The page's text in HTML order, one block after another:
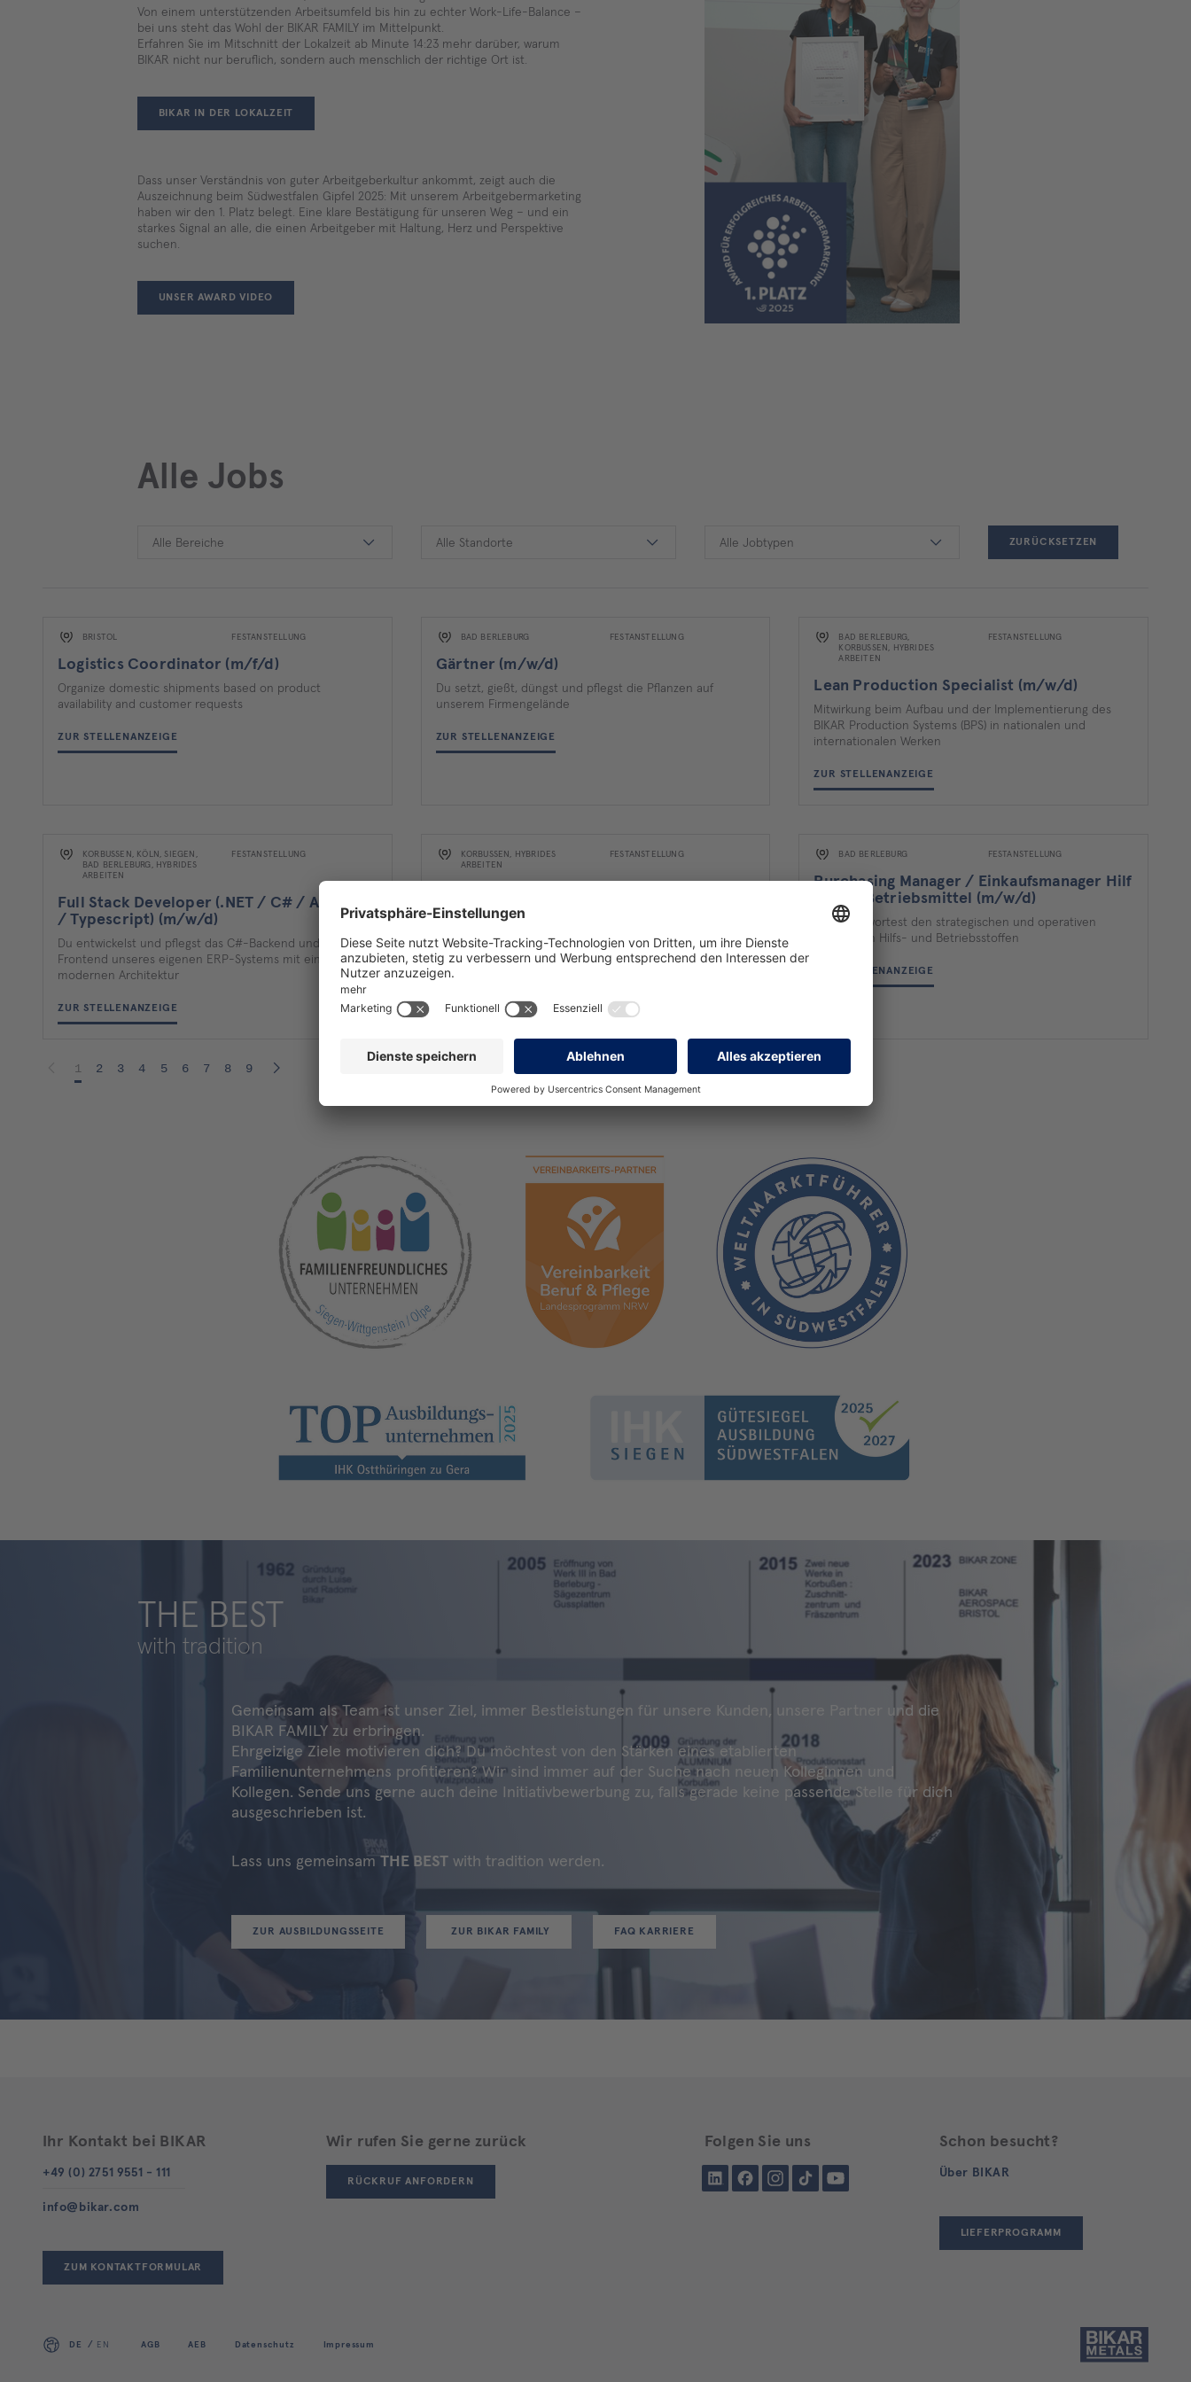
Von einem unterstützenden Arbeitsumfeld bis hin zu echter Work-Life-Balance –
bei uns steht das Wohl der BIKAR FAMILY im Mittelpunkt.
Erfahren Sie im Mitschnitt der Lokalzeit ab Minute 14:23 mehr darüber, warum
BIKAR nicht nur beruflich, sondern auch menschlich der richtige Ort ist.
BIKAR IN DER LOKALZEIT
Dass unser Verständnis von guter Arbeitgeberkultur ankommt, zeigt auch die
Auszeichnung beim Südwestfalen Gipfel 2025: Mit unserem Arbeitgebermarketing
haben wir den 1. Platz belegt. Eine klare Bestätigung für unseren Weg – und ein
starkes Signal an alle, die einen Arbeitgeber mit Haltung, Herz und Perspektive
suchen.
UNSER AWARD VIDEO
Alle Jobs
Alle Bereiche Alle Standorte Alle Jobtypen ZURÜCKSETZEN
BRISTOL FESTANSTELLUNG
Logistics Coordinator (m/f/d)
Organize domestic shipments based on product
availability and customer requests
ZUR STELLENANZEIGE
BAD BERLEBURG FESTANSTELLUNG
Gärtner (m/w/d)
Du setzt, gießt, düngst und pflegst die Pflanzen auf
unserem Firmengelände
ZUR STELLENANZEIGE
BAD BERLEBURG,
KORBUSSEN, HYBRIDES A
RBEITEN
FESTANSTELLUNG
Lean Production Specialist (m/w/d)
Mitwirkung beim Aufbau und der Implementierung des
BIKAR Production Systems (BPS) in nationalen und
internationalen Werken
ZUR STELLENANZEIGE
KORBUSSEN, KÖLN, SIEGEN,
BAD BERLEBURG, HYBRIDES A
RBEITEN
FESTANSTELLUNG
Full Stack Developer (.NET / C# / Angular
/ Typescript) (m/w/d)
Du entwickelst und pflegst das C#-Backend und Angular-
Frontend unseres eigenen ERP-Systems mit einer
modernen Architektur
ZUR STELLENANZEIGE
KORBUSSEN, HYBRIDES A
RBEITEN
FESTANSTELLUNG
Administration und Wartung von Linux-Systemen sowie
(DNS, Proxies, Load Balancer)
ZUR STELLENANZEIGE
BAD BERLEBURG FESTANSTELLUNG
Purchasing Manager / Einkaufsmanager Hilf
s- und Betriebsmittel (m/w/d)
Du verantwortest den strategischen und operativen
Einkauf von Hilfs- und Betriebsstoffen
ZUR STELLENANZEIGE
1 2 3 4 5 6 7 8 9
THE BEST
with tradition
Gemeinsam als Team ist unser Ziel, immer Bestleistungen für unsere Kunden, unsere Partner und die
BIKAR FAMILY zu erbringen.
Ehrgeizige Ziele motivieren dich? Du möchtest von den Stärken eines etablierten
Familienunternehmens profitieren? Wir sind immer auf der Suche nach neuen Kolleginnen und
Kollegen. Sende uns gerne auch deine Initiativbewerbung zu, falls gerade keine passende Stelle für dich
ausgeschrieben ist.
Lass uns gemeinsamTHE BEST with tradition werden.
ZUR AUSBILDUNGSSEITE ZUR BIKAR FAMILY FAQ KARRIERE
Ihr Kontakt bei BIKAR
+49 (0) 2751 9551 - 111
info@bikar.com
ZUM KONTAKTFORMULAR
Wir rufen Sie gerne zurück
RÜCKRUF ANFORDERN
Folgen Sie uns
LinkedInFacebookInstagramTiktokYouTube
Schon besucht?
Über BIKAR
LIEFERPROGRAMM
DE EN AGB AEB Datenschutz Impressum